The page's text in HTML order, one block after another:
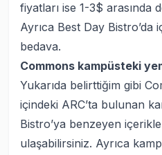
fiyatları ise 1-3$ arasında
Ayrıca Best Day Bistro’da
bedava.
Commons kampüsteki
Yukarıda belirttiğim gibi
içindeki ARC’ta bulunan
Bistro’ya benzeyen
ulaşabilirsiniz. Ayrıca